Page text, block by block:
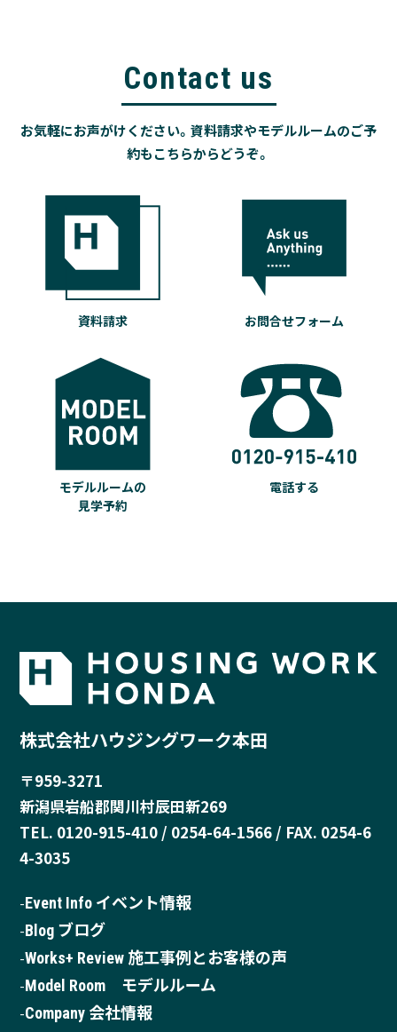
Contact us
お気軽にお声がけください。資料請求やモデルルームのご予
約もこちらからどうぞ。
資料請求 お問合せフォーム
モデルルームの
見学予約
電話する
株式会社ハウジングワーク本田
〒959-3271
新潟県岩船郡関川村辰田新269
TEL. 0120-915-410 / 0254-64-1566 / FAX. 0254-6
4-3035
Event Info イベント情報
Blog ブログ
Works+ Review 施工事例とお客様の声
Model Room モデルルーム
Company 会社情報